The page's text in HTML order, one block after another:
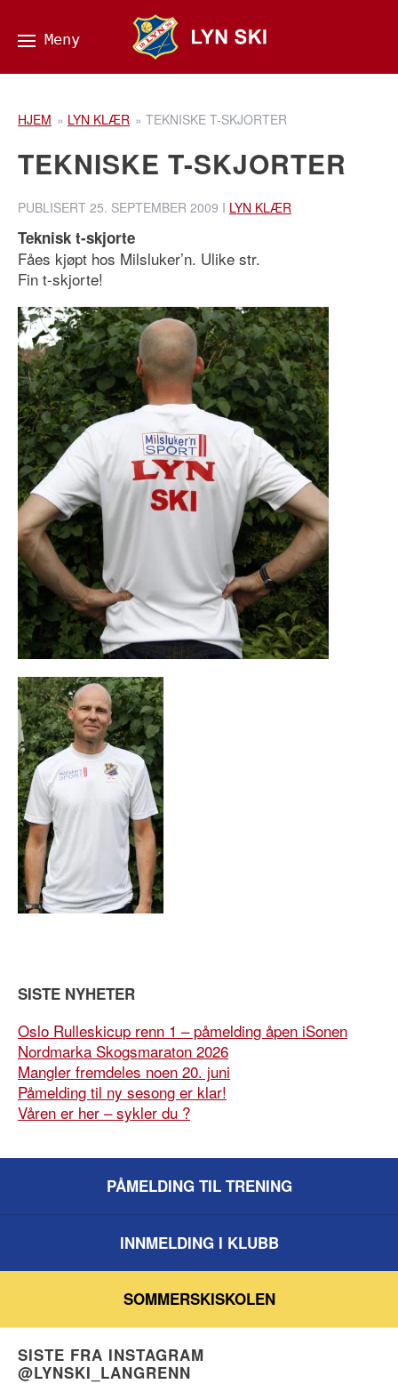
HJEM » LYN KLÆR » TEKNISKE T-SKJORTER
TEKNISKE T-SKJORTER
PUBLISERT 25. SEPTEMBER 2009 I LYN KLÆR
Teknisk t-skjorte
Fåes kjøpt hos Milsluker’n. Ulike str.
Fin t-skjorte!
SISTE NYHETER
Oslo Rulleskicup renn 1 – påmelding åpen iSonen
Nordmarka Skogsmaraton 2026
Mangler fremdeles noen 20. juni
Påmelding til ny sesong er klar!
Våren er her – sykler du ?
PÅMELDING TIL TRENING
INNMELDING I KLUBB
SOMMERSKISKOLEN
SISTE FRA INSTAGRAM
@LYNSKI_LANGRENN